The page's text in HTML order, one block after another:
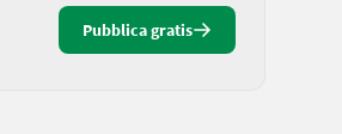
Pubblica gratis